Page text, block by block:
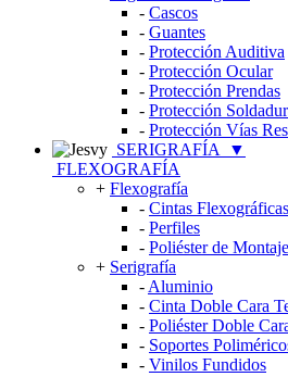
- Cascos
- Guantes
- Protección Auditiva
- Protección Ocular
- Protección Prendas
- Protección
- Protección Vías
SERIGRAFÍA
▼
FLEXOGRAFÍA
+ Flexografía
- Cintas Flexográficas
- Perfiles
- Poliéster de Montaje
+ Serigrafía
- Aluminio
- Cinta Doble Cara
- Poliéster Doble
- Soportes
- Vinilos Fundidos